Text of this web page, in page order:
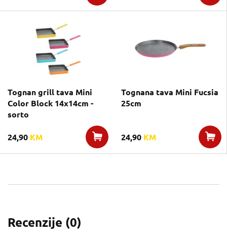
Tognan grill tava Mini
Color Block 14x14cm -
sorto
24,90 KM
Tognana tava Mini Fucsia
25cm
24,90 KM
Recenzije (0)